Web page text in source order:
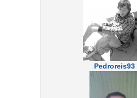
Pedroreis93